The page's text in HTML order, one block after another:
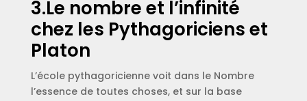
3.Le nombre et l’infinité
chez les Pythagoriciens et
Platon
L’école pythagoricienne voit dans le Nombre
l’essence de toutes choses, et sur la base